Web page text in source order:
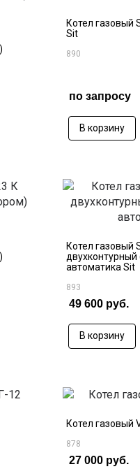
Котел газовый
Sit
890
по запросу
В корзину
Котел газовый
автоматика Sit
893
49 600 руб.
В корзину
Котел газовый
878
27 000 руб.